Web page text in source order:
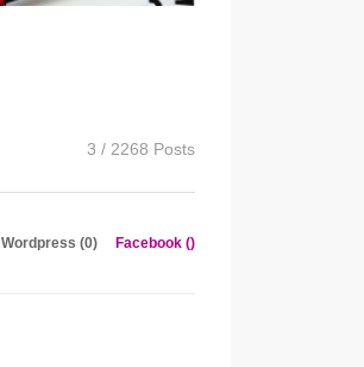
3 / 2268 Posts
Wordpress (0) Facebook ()